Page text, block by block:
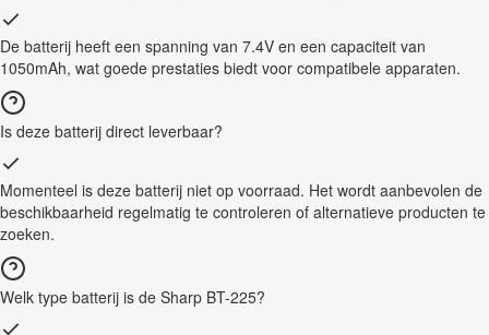
De batterij heeft een spanning van 7.4V en een capaciteit van
1050mAh, wat goede prestaties biedt voor compatibele apparaten.
Is deze batterij direct leverbaar?
Momenteel is deze batterij niet op voorraad. Het wordt aanbevolen de
beschikbaarheid regelmatig te controleren of alternatieve producten te
zoeken.
Welk type batterij is de Sharp BT-225?